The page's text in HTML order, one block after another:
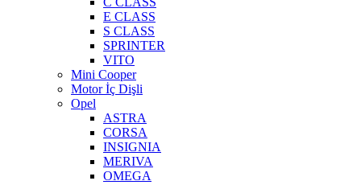
E CLASS
S CLASS
SPRINTER
VITO
Mini Cooper
Motor İç Dişli
Opel
ASTRA
CORSA
INSIGNIA
MERIVA
OMEGA